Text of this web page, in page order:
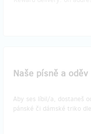
Naše písně a
Aby ses líbil/a, dostaneš
pánské či dámské triko